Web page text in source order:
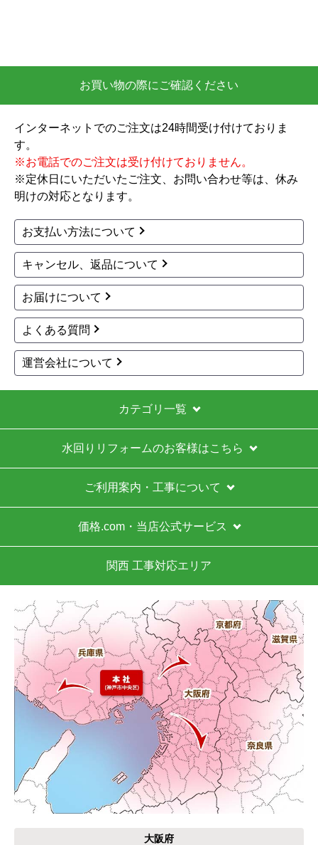
お買い物の際にご確認ください
インターネットでのご注文は24時間受け付けておりま
す。
※お電話でのご注文は受け付けておりません。
※定休日にいただいたご注文、お問い合わせ等は、休み
明けの対応となります。
お支払い方法について
キャンセル、返品について
お届けについて
よくある質問
運営会社について
カテゴリ一覧
水回りリフォームのお客様はこちら
ご利用案内・工事について
価格.com・当店公式サービス
関西 工事対応エリア
大阪府